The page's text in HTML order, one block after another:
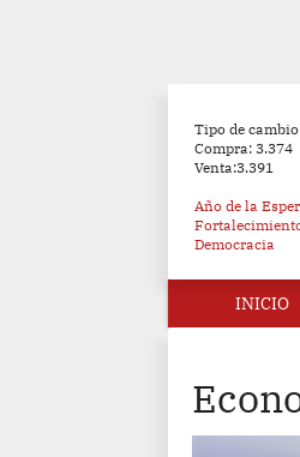
Tipo de
Compra: 3.374
Venta:3.391
Año de la
Democracia
INICIO